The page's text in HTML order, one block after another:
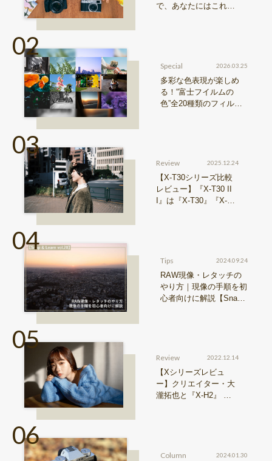
で、あなたにはこれが
Special 2026.03.25
多彩な色表現が楽しめ
る！“富士フイルムの
色”全20種類のフィルム
Review 2025.12.24
【X-T30シリーズ比較
レビュー】『X-T30 II
I』は『X-T30』『X-T3
Tips 2024.09.24
RAW現像・レタッチの
やり方｜現像の手順を初
心者向けに解説【Snap
Review 2022.12.14
【Xシリーズレビュ
ー】クリエイター・大
瀧拓也と『X-H2』 写
Column 2024.01.30